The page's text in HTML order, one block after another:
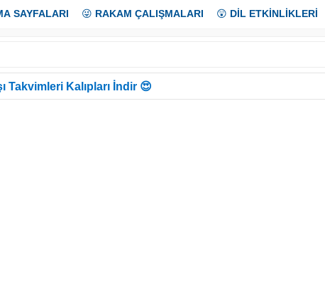
SAYFALARI 😜 RAKAM ÇALIŞMALARI 😲 DİL ETKİNLİKLERİ
Takvimleri Kalıpları İndir 😍